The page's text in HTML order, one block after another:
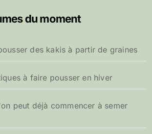
du moment
des kakis à partir de graines
à faire pousser en hiver
peut déjà commencer à semer